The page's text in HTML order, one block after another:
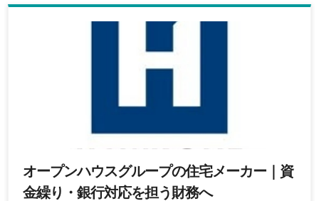
オープンハウスグループの住宅メーカー｜資
金繰り・銀行対応を担う財務へ